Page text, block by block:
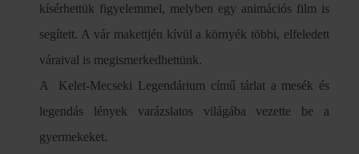
kísérhettük figyelemmel, melyben egy animációs film is
segített. A vár makettjén kívül a környék többi, elfeledett
váraival is megismerkedhettünk.
A Kelet-Mecseki Legendárium című tárlat a mesék és
legendás lények varázslatos világába vezette be a
gyermekeket.